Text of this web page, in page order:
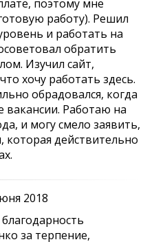
поэтому мне
работу). Решил
и работать на
обратить
Изучил сайт,
хочу работать здесь.
обрадовался, когда
вакансии. Работаю на
и могу смело заявить,
которая действительно
2018
за терпение,